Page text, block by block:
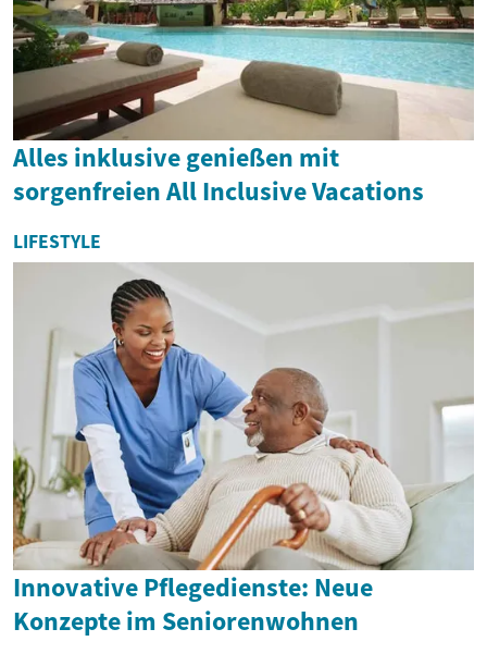
Alles inklusive genießen mit
sorgenfreien All Inclusive Vacations
LIFESTYLE
Innovative Pflegedienste: Neue
Konzepte im Seniorenwohnen